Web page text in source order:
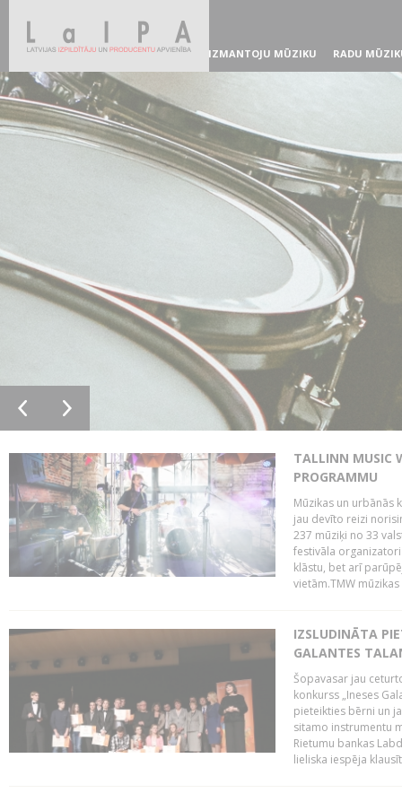
IZMANTOJU MŪZIKU RADU
TALLINN MUSIC
PROGRAMMU
Mūzikas un urbānās
jau devīto reizi
237 mūziķi no 33
festivāla
klāstu, bet arī
vietām.TMW
IZSLUDINĀTA
GALANTES
Šopavasar jau
konkurss „Ineses
pieteikties bērni un
sitamo instrumentu
Rietumu bankas
lieliska iespēja